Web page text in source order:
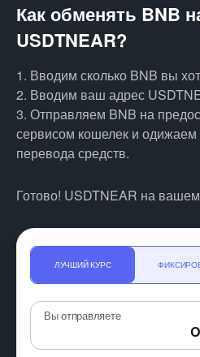
Как обменять BNB
USDTNEAR?
1. Вводим сколько BNB вы
2. Вводим ваш адрес
3. Отправляем BNB на
сервисом кошелек и одижаем
перевода средств.
Готово! USDTNEAR на
ЛУЧШИЙ КУРС
Вы отправляете